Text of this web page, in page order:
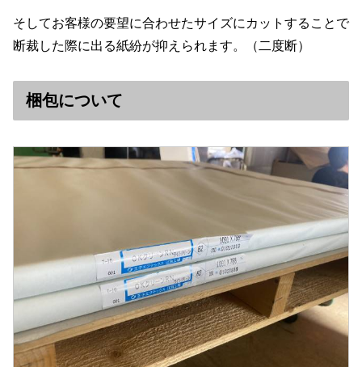
そしてお客様の要望に合わせたサイズにカットすることで
断裁した際に出る紙紛が抑えられます。（二度断）
梱包について